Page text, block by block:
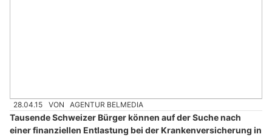
28.04.15 VON AGENTUR BELMEDIA
Tausende Schweizer Bürger können auf der Suche nach
einer finanziellen Entlastung bei der Krankenversicherung in